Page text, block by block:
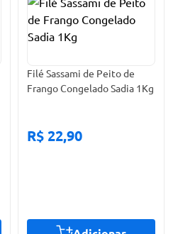
Filé Sassami de Peito de
Frango Congelado Sadia 1Kg
R$ 22,90